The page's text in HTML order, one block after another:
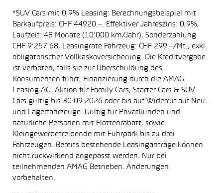
*SUV Cars mit 0,9% Leasing: Berechnungsbeispiel mit
Barkaufpreis: CHF 44920.–. Effektiver Jahreszins: 0,9%,
Laufzeit: 48 Monate (10’000 km/Jahr), Sonderzahlung
CHF 9’257.68, Leasingrate Fahrzeug: CHF 299.–/Mt., exkl.
obligatorischer Vollkaskoversicherung. Die Kreditvergabe
ist verboten, falls sie zur Überschuldung des
Konsumenten führt. Finanzierung durch die AMAG
Leasing AG. Aktion für Family Cars, Starter Cars & SUV
Cars gültig bis 30.09.2026 oder bis auf Widerruf auf Neu-
und Lagerfahrzeuge. Gültig für Privatkunden und
natürliche Personen mit Flottenrabatt, sowie
Kleingewerbetreibende mit Fuhrpark bis zu drei
Fahrzeugen. Bereits bestehende Leasinganträge können
nicht rückwirkend angepasst werden. Nur bei
teilnehmenden AMAG Betrieben. Änderungen
vorbehalten.